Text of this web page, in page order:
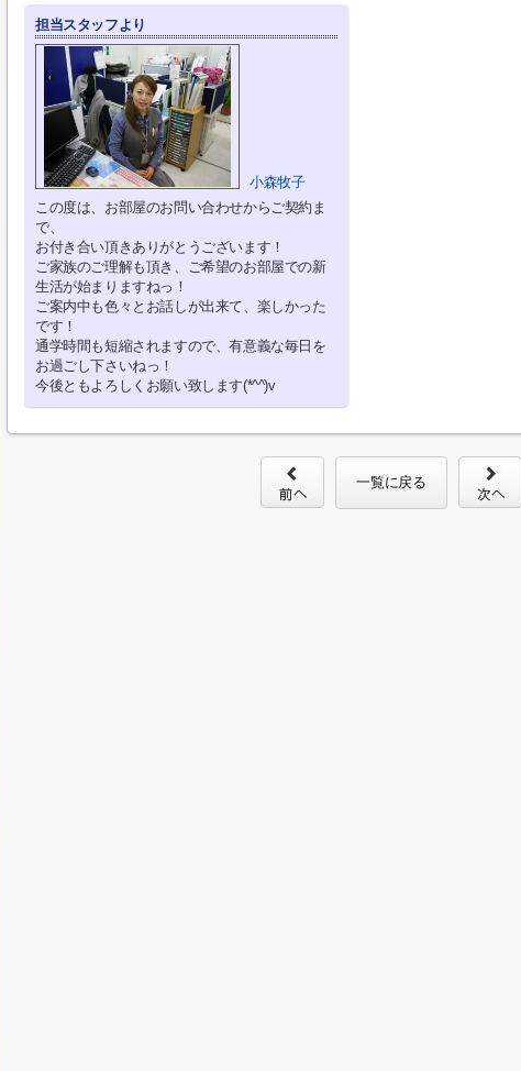
担当スタッフより
小森牧子
この度は、お部屋のお問い合わせからご契約ま
で、
お付き合い頂きありがとうございます！
ご家族のご理解も頂き、ご希望のお部屋での新
生活が始まりますねっ！
ご案内中も色々とお話しが出来て、楽しかった
です！
通学時間も短縮されますので、有意義な毎日を
お過ごし下さいねっ！
今後ともよろしくお願い致します(*^^)v
一覧に戻る